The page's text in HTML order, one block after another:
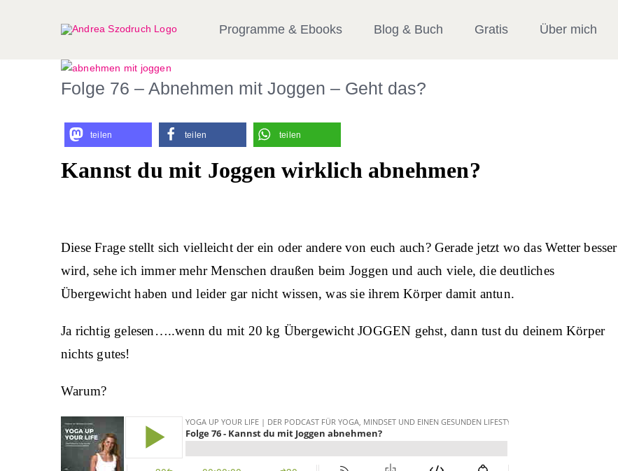
Programme & Ebooks Blog & Buch Gratis Über mich
Zeige
grösseres
Folge 76 – Abnehmen mit Joggen – Geht das?
teilen teilen teilen
Kannst du mit Joggen wirklich abnehmen?
Diese Frage stellt sich vielleicht der ein oder andere von euch auch? Gerade jetzt wo das Wetter besser
wird, sehe ich immer mehr Menschen draußen beim Joggen und auch viele, die deutliches
Übergewicht haben und leider gar nicht wissen, was sie ihrem Körper damit antun.
Ja richtig gelesen…..wenn du mit 20 kg Übergewicht JOGGEN gehst, dann tust du deinem Körper
nichts gutes!
Warum?